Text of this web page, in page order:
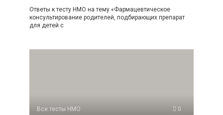
Ответы к тесту НМО на тему «Фармацевтическое
консультирование родителей, подбирающих препарат
для детей с
Все тесты НМО 0